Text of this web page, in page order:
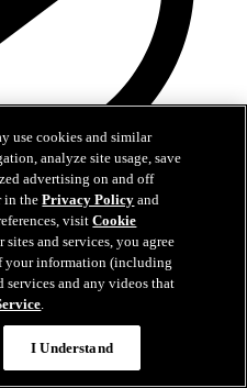
als Devil
bleiben in New Jersey
use cookies and similar
analyze site usage, save
advertising on and off
in thePrivacy Policy and
visitCookie
and services, you agree
your information (including
and any videos that
.
I Understand